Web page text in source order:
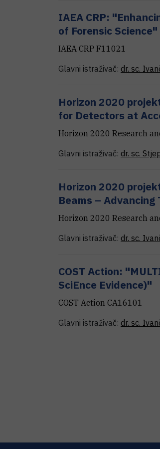
IAEA CRP:
of Forensic Science"
IAEA CRP F11021
Glavni istraživač: dr. sc.
Horizon 2020
for Detectors at
Horizon 2020 Research
Glavni istraživač: dr. sc.
Horizon 2020
Beams – Advancing
Horizon 2020 Research
Glavni istraživač: dr. sc.
COST Action:
SciEnce Evidence)"
COST Action CA16101
Glavni istraživač: dr. sc.